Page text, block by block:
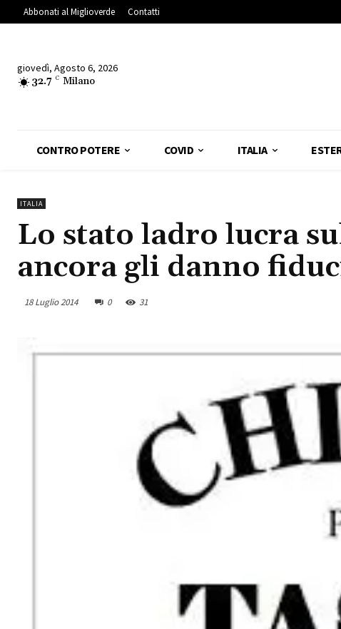
Abbonati al Miglioverde Contatti
giovedì, Agosto 6, 2026
32.7 C Milano
CONTRO POTERE COVID ITALIA
ITALIA
Lo stato ladro lucra
ancora gli danno
18 Luglio 2014 0 31